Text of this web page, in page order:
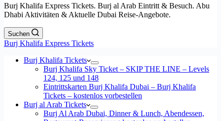
Burj Khalifa Express Tickets. Burj al Arab Eintritt & Besuch. Abu
Dhabi Aktivitäten & Aktuelle Dubai Reise-Angebote.
Suchen
Burj Khalifa Express Tickets
Burj Khalifa Tickets
Burj Khalifa Sky Ticket – SKIP THE LINE – Levels
124, 125 und 148
Eintrittskarten Burj Khalifa Dubai – Burj Khalifa
Tickets – kostenlos vorbestellen
Burj al Arab Tickets
Burj Al Arab Dubai, Dinner & Lunch, Abendessen,